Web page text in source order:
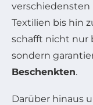
verschiedensten
Textilien bis hin
schafft nicht nur
sondern
Beschenkten.
Darüber hinaus